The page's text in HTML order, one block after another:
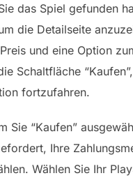
das Spiel gefunden
die Detailseite
und eine Option
Schaltfläche
fortzufahren.
Sie “Kaufen”
Ihre
Wählen Sie Ihr